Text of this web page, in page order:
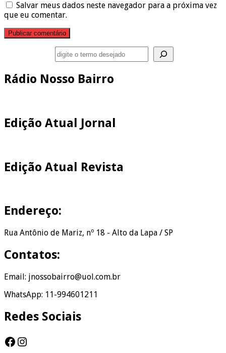
Salvar meus dados neste navegador para a próxima vez
que eu comentar.
Rádio Nosso Bairro
Edição Atual Jornal
Edição Atual Revista
Endereço:
Rua Antônio de Mariz, nº 18 - Alto da Lapa / SP
Contatos:
Email: jnossobairro@uol.com.br
WhatsApp: 11-994601211
Redes Sociais
Facebook
Instagram